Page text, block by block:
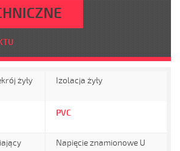
żyły Izolacja żyły
PVC
Napięcie znamionowe U